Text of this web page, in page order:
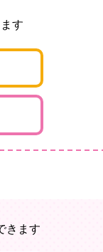
す
きます